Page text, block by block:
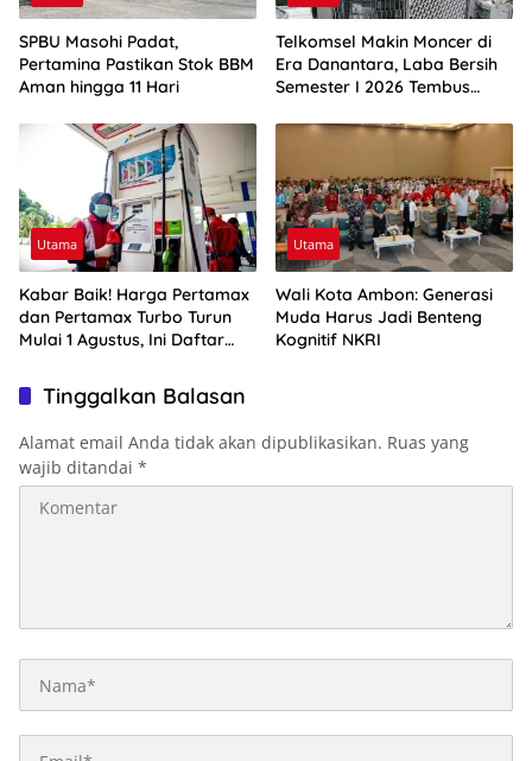
SPBU Masohi Padat,
Pertamina Pastikan Stok BBM
Aman hingga 11 Hari
Telkomsel Makin Moncer di
Era Danantara, Laba Bersih
Semester I 2026 Tembus
Utama
Kabar Baik! Harga Pertamax
dan Pertamax Turbo Turun
Mulai 1 Agustus, Ini Daftar
Utama
Wali Kota Ambon: Generasi
Muda Harus Jadi Benteng
Kognitif NKRI
Tinggalkan Balasan
Alamat email Anda tidak akan dipublikasikan. Ruas yang
wajib ditandai *